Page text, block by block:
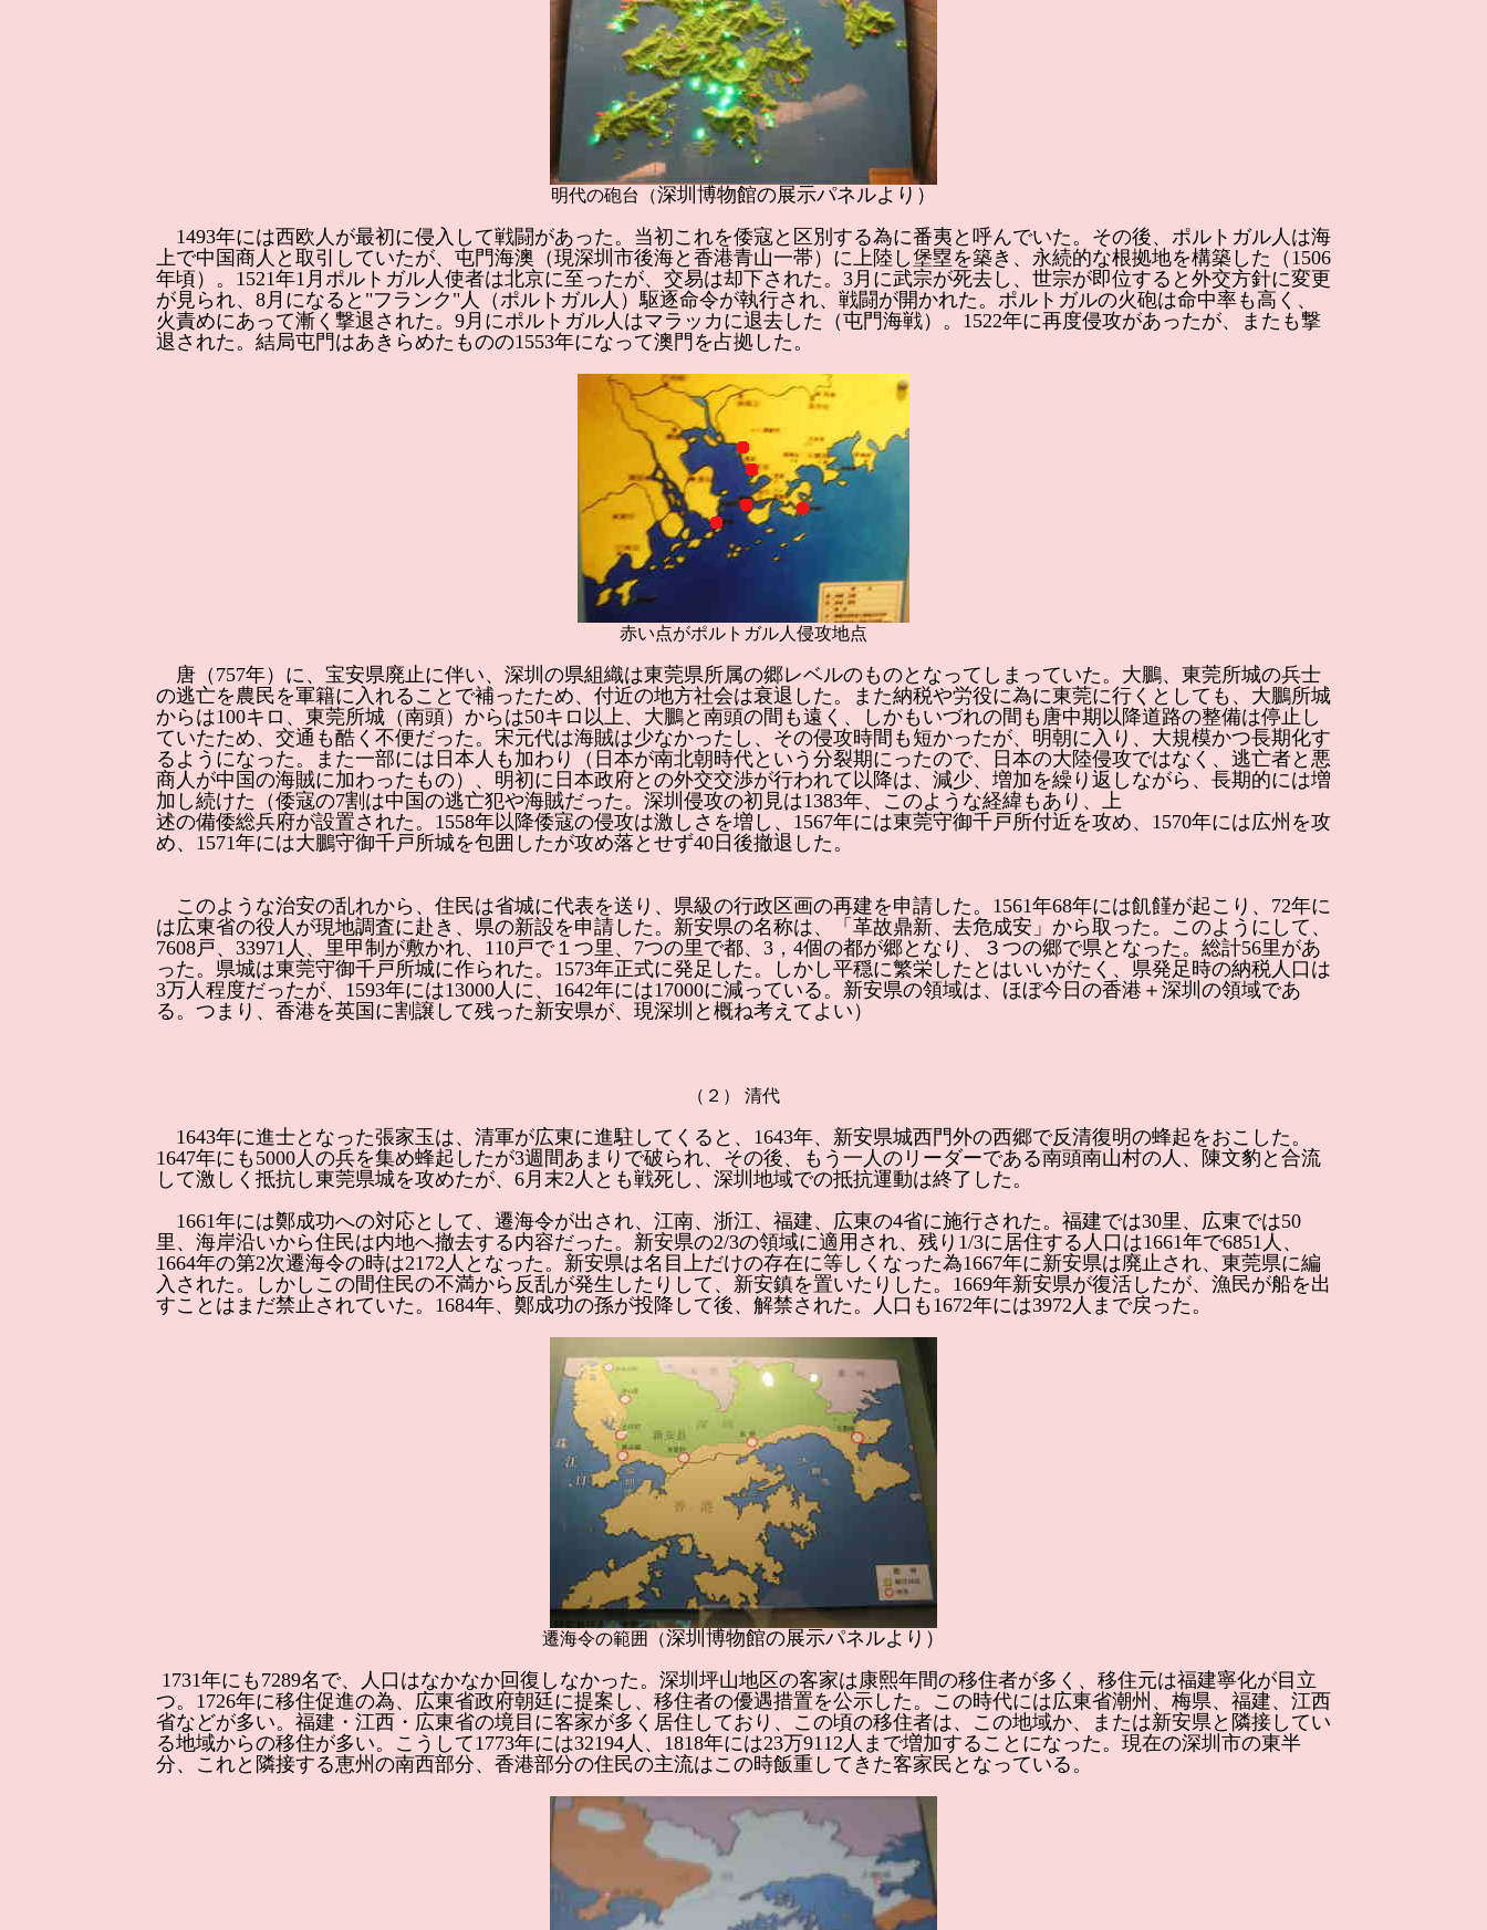
明代の砲台（深圳博物館の展示パネルより）
1493年には西欧人が最初に侵入して戦闘があった。当初これを倭寇と区別する為に番夷と呼んでいた。その後、ポルトガル人は海
上で中国商人と取引していたが、屯門海澳（現深圳市後海と香港青山一帯）に上陸し堡塁を築き、永続的な根拠地を構築した（1506
年頃）。1521年1月ポルトガル人使者は北京に至ったが、交易は却下された。3月に武宗が死去し、世宗が即位すると外交方針に変更
が見られ、8月になると"フランク"人（ポルトガル人）駆逐命令が執行され、戦闘が開かれた。ポルトガルの火砲は命中率も高く、
火責めにあって漸く撃退された。9月にポルトガル人はマラッカに退去した（屯門海戦）。1522年に再度侵攻があったが、またも撃
退された。結局屯門はあきらめたものの1553年になって澳門を占拠した。
赤い点がポルトガル人侵攻地点
唐（757年）に、宝安県廃止に伴い、深圳の県組織は東莞県所属の郷レベルのものとなってしまっていた。大鵬、東莞所城の兵士
の逃亡を農民を軍籍に入れることで補ったため、付近の地方社会は衰退した。また納税や労役に為に東莞に行くとしても、大鵬所城
からは100キロ、東莞所城（南頭）からは50キロ以上、大鵬と南頭の間も遠く、しかもいづれの間も唐中期以降道路の整備は停止し
ていたため、交通も酷く不便だった。宋元代は海賊は少なかったし、その侵攻時間も短かったが、明朝に入り、大規模かつ長期化す
るようになった。また一部には日本人も加わり（日本が南北朝時代という分裂期にったので、日本の大陸侵攻ではなく、逃亡者と悪
商人が中国の海賊に加わったもの）、明初に日本政府との外交交渉が行われて以降は、減少、増加を繰り返しながら、長期的には増
加し続けた（倭寇の7割は中国の逃亡犯や海賊だった。深圳侵攻の初見は1383年、このような経緯もあり、上
述の備倭総兵府が設置された。1558年以降倭寇の侵攻は激しさを増し、1567年には東莞守御千戸所付近を攻め、1570年には広州を攻
め、1571年には大鵬守御千戸所城を包囲したが攻め落とせず40日後撤退した。
このような治安の乱れから、住民は省城に代表を送り、県級の行政区画の再建を申請した。1561年68年には飢饉が起こり、72年に
は広東省の役人が現地調査に赴き、県の新設を申請した。新安県の名称は、「革故鼎新、去危成安」から取った。このようにして、
7608戸、33971人、里甲制が敷かれ、110戸で１つ里、7つの里で都、3，4個の都が郷となり、３つの郷で県となった。総計56里があ
った。県城は東莞守御千戸所城に作られた。1573年正式に発足した。しかし平穏に繁栄したとはいいがたく、県発足時の納税人口は
3万人程度だったが、1593年には13000人に、1642年には17000に減っている。新安県の領域は、ほぼ今日の香港＋深圳の領域であ
る。つまり、香港を英国に割譲して残った新安県が、現深圳と概ね考えてよい）
（２） 清代
1643年に進士となった張家玉は、清軍が広東に進駐してくると、1643年、新安県城西門外の西郷で反清復明の蜂起をおこした。
1647年にも5000人の兵を集め蜂起したが3週間あまりで破られ、その後、もう一人のリーダーである南頭南山村の人、陳文豹と合流
して激しく抵抗し東莞県城を攻めたが、6月末2人とも戦死し、深圳地域での抵抗運動は終了した。
1661年には鄭成功への対応として、遷海令が出され、江南、浙江、福建、広東の4省に施行された。福建では30里、広東では50
里、海岸沿いから住民は内地へ撤去する内容だった。新安県の2/3の領域に適用され、残り1/3に居住する人口は1661年で6851人、
1664年の第2次遷海令の時は2172人となった。新安県は名目上だけの存在に等しくなった為1667年に新安県は廃止され、東莞県に編
入された。しかしこの間住民の不満から反乱が発生したりして、新安鎮を置いたりした。1669年新安県が復活したが、漁民が船を出
すことはまだ禁止されていた。1684年、鄭成功の孫が投降して後、解禁された。人口も1672年には3972人まで戻った。
遷海令の範囲（深圳博物館の展示パネルより）
1731年にも7289名で、人口はなかなか回復しなかった。深圳坪山地区の客家は康熙年間の移住者が多く、移住元は福建寧化が目立
つ。1726年に移住促進の為、広東省政府朝廷に提案し、移住者の優遇措置を公示した。この時代には広東省潮州、梅県、福建、江西
省などが多い。福建・江西・広東省の境目に客家が多く居住しており、この頃の移住者は、この地域か、または新安県と隣接してい
る地域からの移住が多い。こうして1773年には32194人、1818年には23万9112人まで増加することになった。現在の深圳市の東半
分、これと隣接する恵州の南西部分、香港部分の住民の主流はこの時飯重してきた客家民となっている。